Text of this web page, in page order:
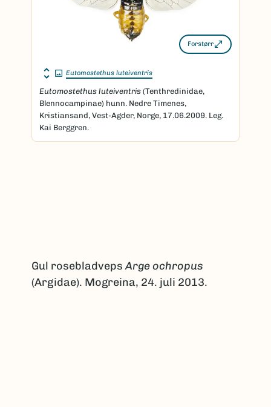
Forstørr
Eutomostethus luteiventris
Eutomostethus luteiventris (Tenthredinidae,
Blennocampinae) hunn. Nedre Timenes,
Kristiansand, Vest-Agder, Norge, 17.06.2009. Leg.
Kai Berggren.
Gul rosebladvepsArge ochropus
(Argidae). Mogreina, 24. juli 2013.